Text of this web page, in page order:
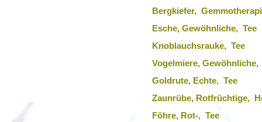
Bergkiefer,
Esche, Gewöhnliche, Tee
Knoblauchsrauke, Tee
Vogelmiere,
Goldrute, Echte, Tee
Zaunrübe, Rotfrüchtige,
Föhre, Rot-, Tee